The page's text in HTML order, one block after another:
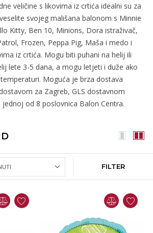
veličine s likovima iz crtića idealni su za
svojeg mališana balonom s Minnie
Kitty, Ben 10, Minions, Dora istraživač,
Frozen, Peppa Pig, Maša i medo i
iz crtića. Mogu biti puhani na helij ili
lete 3-5 dana, a mogu letjeti i duže ako
Moguća je brza dostava
za Zagreb, GLS dostavnom
od 8 poslovnica Balon Centra.
FILTER